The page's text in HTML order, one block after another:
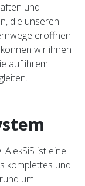
und
die unseren
eröffnen –
wir ihnen
auf ihrem
ist eine
komplettes und
um